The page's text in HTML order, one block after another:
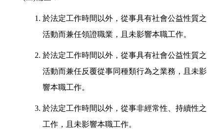
1. 於法定工作時間以外，從事具有社會公益性質之
活動而兼任領證職業，且未影響本職工作。
2. 於法定工作時間以外，從事具有社會公益性質之
活動而兼任反覆從事同種類行為之業務，且未影
響本職工作。
3. 於法定工作時間以外，從事非經常性、持續性之
工作，且未影響本職工作。